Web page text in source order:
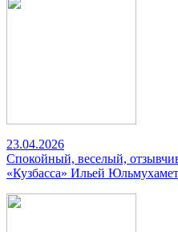
23.04.2026
Спокойный, веселый,
«Кузбасса» Ильей